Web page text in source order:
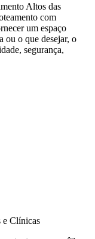
Altos das
com
um espaço
ou o que desejar, o
segurança,
e Clínicas